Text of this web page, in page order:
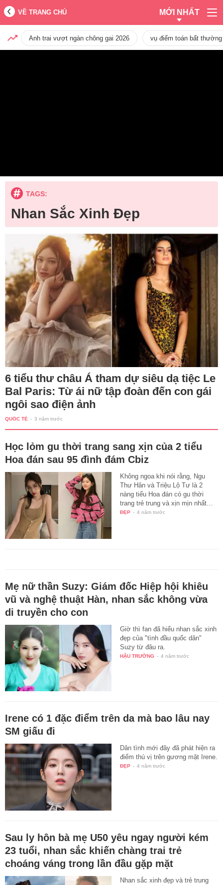
VỀ TRANG CHỦ MỚI NHẤT
Anh trai vượt ngàn chông gai 2026 vụ điểm toán bất
TAGS:
Nhan Sắc Xinh Đẹp
6 tiểu thư châu Á tham dự siêu dạ tiệc Le
Bal Paris: Từ ái nữ tập đoàn đến con gái
ngôi sao điện ảnh
QUỐC TẾ - 3 năm trước
Học lỏm gu thời trang sang xịn của 2 tiểu
Hoa đán sau 95 đình đám Cbiz
Không ngoa khi nói rằng, Ngu
Thư Hân và Triệu Lộ Tư là 2
nàng tiểu Hoa đán có gu thời
trang trẻ trung và xịn mịn nhất…
ĐẸP - 4 năm trước
Mẹ nữ thần Suzy: Giám đốc Hiệp hội khiêu
vũ và nghệ thuật Hàn, nhan sắc không vừa
di truyền cho con
Giờ thì fan đã hiểu nhan sắc xinh
đẹp của "tình đầu quốc dân"
Suzy từ đâu ra.
HẬU TRƯỜNG - 4 năm trước
Irene có 1 đặc điểm trên da mà bao lâu nay
SM giấu đi
Dân tình mới đây đã phát hiện ra
điểm thú vị trên gương mặt Irene.
ĐẸP - 4 năm trước
Sau ly hôn bà mẹ U50 yêu ngay người kém
23 tuổi, nhan sắc khiến chàng trai trẻ
choáng váng trong lần đầu gặp mặt
Nhan sắc xinh đẹp và trẻ trung